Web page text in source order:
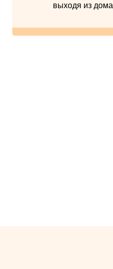
выходя из дома